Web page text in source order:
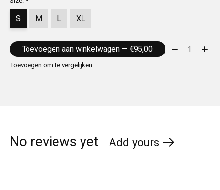
S M L XL
Toevoegen aan winkelwagen — €95,00 Aantal:
Toevoegen om te vergelijken
No reviews yet Add yours